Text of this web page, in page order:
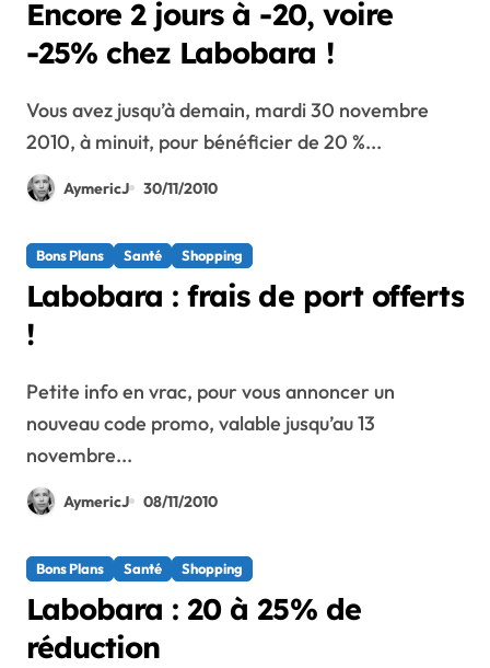
Encore 2 jours à -20, voire
-25% chez Labobara !
Vous avez jusqu’à demain, mardi 30 novembre
2010, à minuit, pour bénéficier de 20 %...
AymericJ 30/11/2010
Bons Plans Santé Shopping
Labobara : frais de port offerts
!
Petite info en vrac, pour vous annoncer un
nouveau code promo, valable jusqu’au 13
novembre...
AymericJ 08/11/2010
Bons Plans Santé Shopping
Labobara : 20 à 25% de
réduction